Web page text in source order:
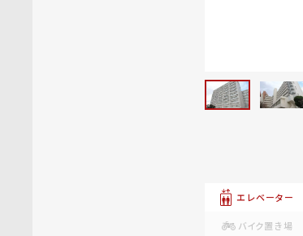
エレベーター
バイク置き場